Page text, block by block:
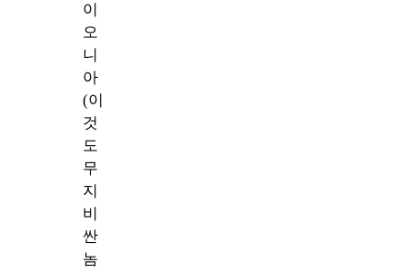
이
오
니
아
(이
것
도
무
지
비
싼
놈